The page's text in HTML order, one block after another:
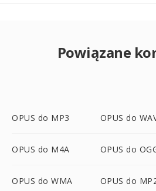
Powiązane
OPUS do MP3 OPUS do
OPUS do M4A OPUS do
OPUS do WMA OPUS do